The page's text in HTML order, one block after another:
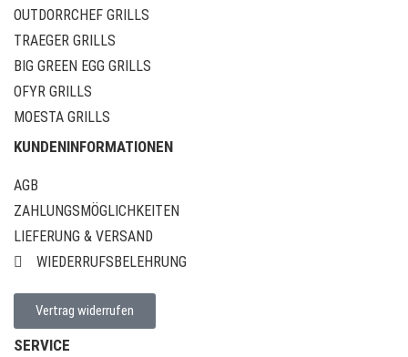
OUTDORRCHEF GRILLS
TRAEGER GRILLS
BIG GREEN EGG GRILLS
OFYR GRILLS
MOESTA GRILLS
KUNDENINFORMATIONEN
AGB
ZAHLUNGSMÖGLICHKEITEN
LIEFERUNG & VERSAND
WIEDERRUFSBELEHRUNG
Vertrag widerrufen
SERVICE